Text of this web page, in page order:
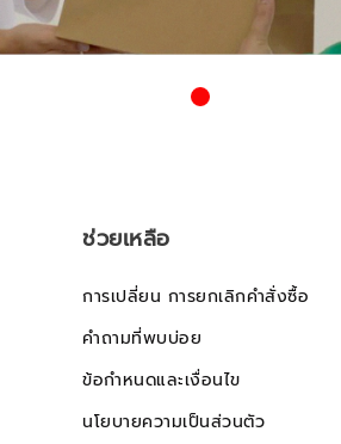
ช่วยเหลือ
การเปลี่ยน การยกเลิกคำสั่งซื้อ
คำถามที่พบบ่อย
ข้อกำหนดและเงื่อนไข
นโยบายความเป็นส่วนตัว